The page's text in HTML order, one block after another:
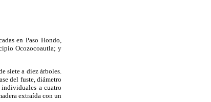
en Paso Hondo,
Ocozocoautla; y
siete a diez árboles.
del fuste, diámetro
a cuatro
extraída con un